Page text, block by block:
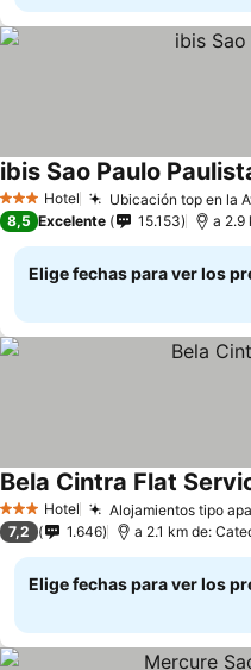
3 Estrellas
Hotel Ubicación top en la
ibis Sao Paulo
8,5 Excelente 15.153 a 2.9
Elige fechas para ver los
3 Estrellas
Hotel Alojamientos tipo
Bela Cintra Flat
7,2 1.646 a 2.1 km de:
Elige fechas para ver los